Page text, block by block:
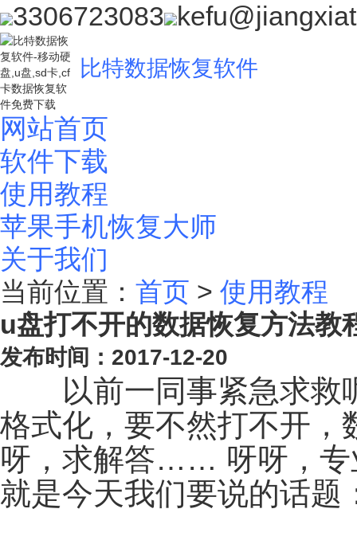
3306723083
比特数据恢复软件
网站首页
软件下载
使用教程
苹果手机恢复大师
关于我们
当前位置： 首页 > 使用教程
u盘打不开的数据恢复方法教
发布时间：2017-12-20
以前一同事紧急求救
格式化，要不然打不开，
呀，求解答…… 呀呀，专
就是今天我们要说的话题